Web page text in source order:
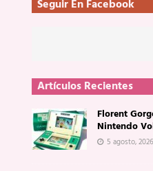
Seguir En Facebook
Artículos Recientes
Florent
Nintendo
5 agosto, 2026